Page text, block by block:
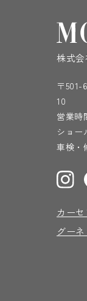
株式
〒501-
10
営業時
ショー
車検・
カー
グーネ